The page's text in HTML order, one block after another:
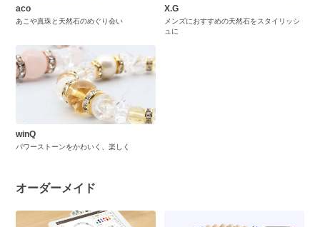
aco
あこや真珠と天然石のめぐり会い
X.G
メンズにおすすめの天然石をスタイリッシ
ュに
winQ
パワーストーンをかわいく、楽しく
オーダーメイド